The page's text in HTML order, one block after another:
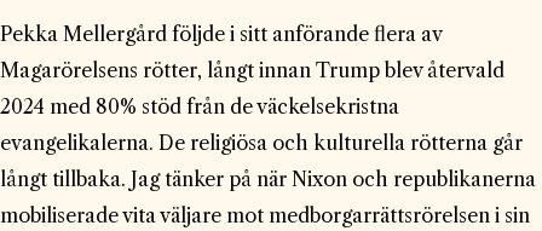
Pekka Mellergård följde i sitt anförande flera av
Magarörelsens rötter, långt innan Trump blev återvald
2024 med 80% stöd från de väckelsekristna
evangelikalerna. De religiösa och kulturella rötterna går
långt tillbaka. Jag tänker på när Nixon och republikanerna
mobiliserade vita väljare mot medborgarrättsrörelsen i sin